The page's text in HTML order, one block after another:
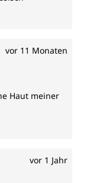
vor 11 Monaten
5 Sternen
Haut meiner
vor 1 Jahr